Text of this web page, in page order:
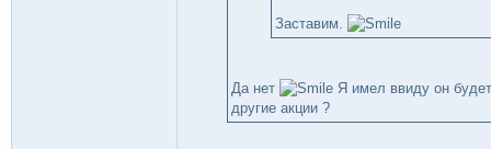
Заставим.
Да нет
Я имел ввиду он
другие акции ?